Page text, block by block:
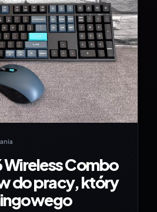
Wireless Combo
do pracy, który